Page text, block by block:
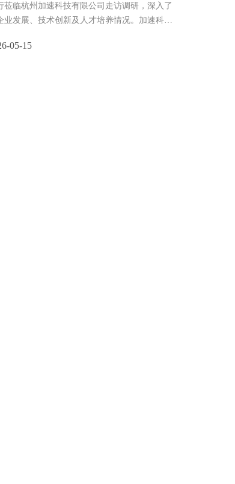
莅临杭州加速科技有限公司走访调研，深入了
业发展、技术创新及人才培养情况。加速科技
05-15